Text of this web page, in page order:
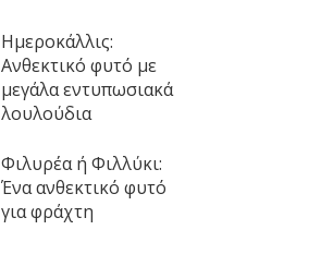
Ημεροκάλλις:
Ανθεκτικό φυτό με
μεγάλα εντυπωσιακά
λουλούδια
Φιλυρέα ή Φιλλύκι:
Ένα ανθεκτικό φυτό
για φράχτη